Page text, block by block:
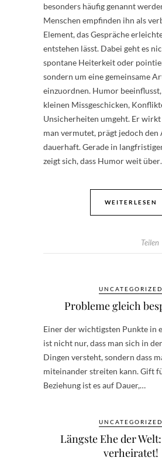
besonders häufig genannt
Menschen empfinden ihn als
Element, das Gespräche
entstehen lässt. Dabei geht es
spontane Heiterkeit oder
sondern um eine gemeinsame
einzuordnen. Humor
kleinen Missgeschicken,
Unsicherheiten umgeht. Er
man vermutet, prägt jedoch den
dauerhaft. Gerade in
zeigt sich, dass Humor weit
WEITERLESEN
Teilen
UNCATEGORIZED
Probleme gleich
Einer der wichtigsten Punkte in
ist nicht nur, dass man sich in
Dingen versteht, sondern dass
miteinander streiten kann. Gift
Beziehung ist es auf Dauer,…
UNCATEGORIZED
Längste Ehe der
verheiratet!